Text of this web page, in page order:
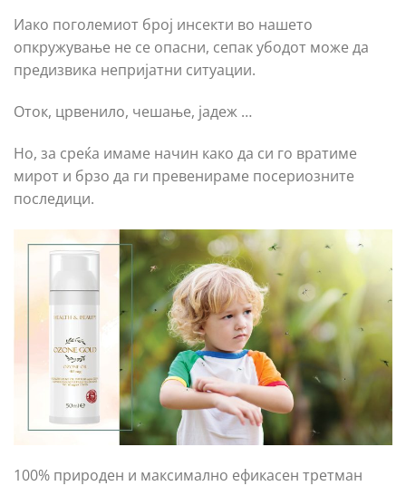
Иако поголемиот број инсекти во нашето
опкружување не се опасни, сепак убодот може да
предизвика непријатни ситуации.
Оток, црвенило, чешање, јадеж …
Но, за среќа имаме начин како да си го вратиме
мирот и брзо да ги превенираме посериозните
последици.
100% природен и максимално ефикасен третман